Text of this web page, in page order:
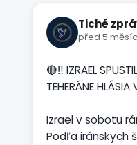
Tiché
před 5
🔴‼️ IZRAEL
TEHERÁNE HLÁSIA
Izrael v sobotu
Podľa iránskych